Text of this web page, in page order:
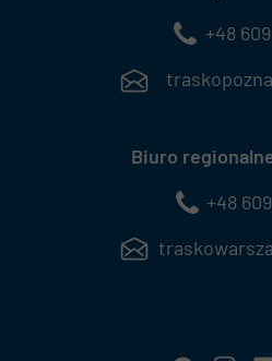
Biuro
+48 609
+48 609